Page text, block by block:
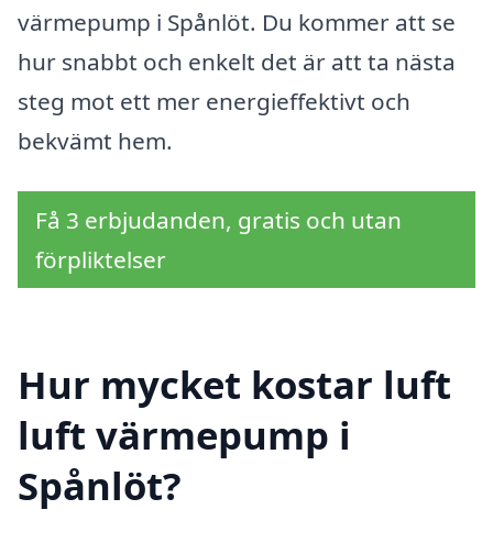
värmepump i Spånlöt. Du kommer att se
hur snabbt och enkelt det är att ta nästa
steg mot ett mer energieffektivt och
bekvämt hem.
Få 3 erbjudanden, gratis och utan
förpliktelser
Hur mycket kostar luft
luft värmepump i
Spånlöt?